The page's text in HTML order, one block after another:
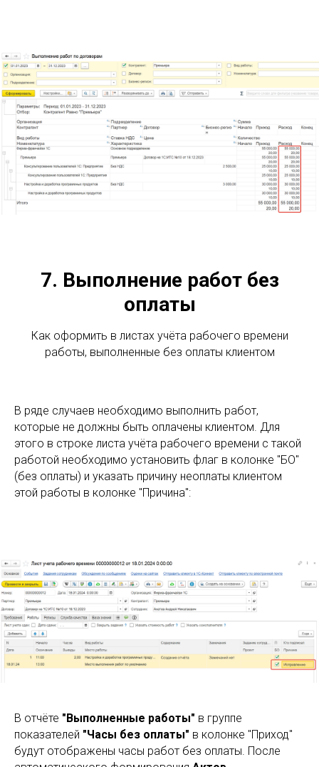
7. Выполнение работ без
оплаты
Как оформить в листах учёта рабочего времени
работы, выполненные без оплаты клиентом
В ряде случаев необходимо выполнить работ,
которые не должны быть оплачены клиентом. Для
этого в строке листа учёта рабочего времени с такой
работой необходимо установить флаг в колонке "БО"
(без оплаты) и указать причину неоплаты клиентом
этой работы в колонке "Причина":
В отчёте "Выполненные работы" в группе
показателей "Часы без оплаты" в колонке "Приход"
будут отображены часы работ без оплаты. После